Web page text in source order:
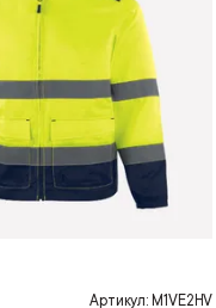
Артикул: M1VE2HV